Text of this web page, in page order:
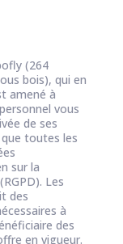
(264
bois), qui en
amené à
vous
de ses
toutes les
sur la
Les
des
à
des
en vigueur.